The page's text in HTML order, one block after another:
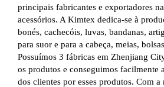
principais fabricantes e exportadores
acessórios. A Kimtex dedica-se à
bonés, cachecóis, luvas, bandanas,
para suor e para a cabeça, meias,
Possuímos 3 fábricas em Zhenjiang
os produtos e conseguimos facilmente
dos clientes por esses produtos. Com a